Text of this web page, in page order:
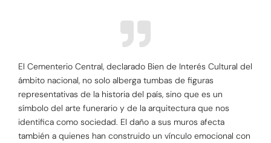
El Cementerio Central, declarado Bien de Interés Cultural del
ámbito nacional, no solo alberga tumbas de figuras
representativas de la historia del país, sino que es un
símbolo del arte funerario y de la arquitectura que nos
identifica como sociedad. El daño a sus muros afecta
también a quienes han construido un vínculo emocional con